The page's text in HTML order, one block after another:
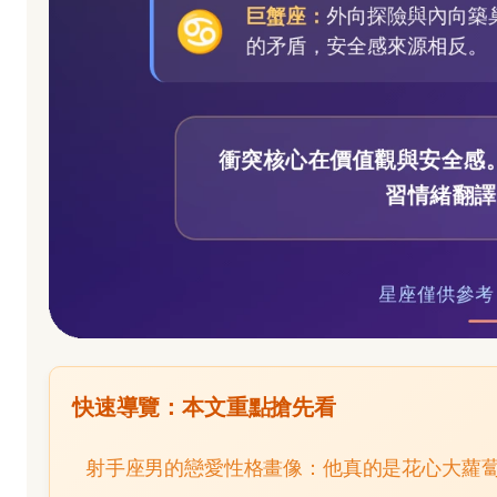
快速導覽：本文重點搶先看
射手座男的戀愛性格畫像：他真的是花心大蘿